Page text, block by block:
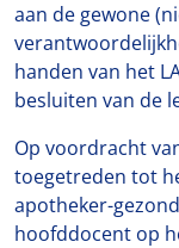
aan de gewone
handen van het
besluiten van de
Op voordracht
toegetreden tot
apotheker-
hoofddocent op